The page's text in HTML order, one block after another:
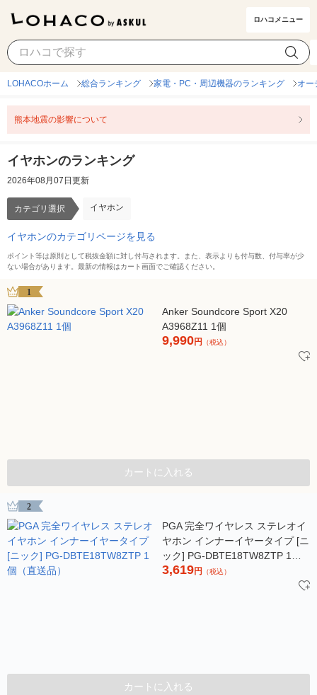
ロハコメニュー
イヤホン カテゴリ選択
LOHACOホーム 総合ランキング 家電・PC・周辺機器のランキング オー
熊本地震の影響について
イヤホンのランキング
2026年08月07日更新
カテゴリ選択 イヤホン
イヤホンのカテゴリページを見る
ポイント等は原則として税抜金額に対し付与されます。また、表示よりも付与数、付与率が少
ない場合があります。最新の情報はカート画面でご確認ください。
1
Anker Soundcore Sport X20
A3968Z11 1個
9,990円 （税込）
カートに入れる
2
PGA 完全ワイヤレス ステレオイ
ヤホン インナーイヤータイプ [ニ
ック] PG-DBTE18TW8ZTP 1個
（直送品）
3,619円 （税込）
カートに入れる